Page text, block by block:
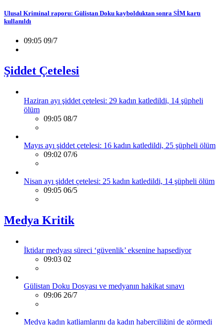
Ulusal Kriminal raporu: Gülistan Doku kaybolduktan sonra SİM kartı
kullanıldı
09:05 09/7
Şiddet Çetelesi
Haziran ayı şiddet çetelesi: 29 kadın katledildi, 14 şüpheli
ölüm
09:05 08/7
Mayıs ayı şiddet çetelesi: 16 kadın katledildi, 25 şüpheli ölüm
09:02 07/6
Nisan ayı şiddet çetelesi: 25 kadın katledildi, 14 şüpheli ölüm
09:05 06/5
Medya Kritik
İktidar medyası süreci ‘güvenlik’ eksenine hapsediyor
09:03 02
Gülistan Doku Dosyası ve medyanın hakikat sınavı
09:06 26/7
Medya kadın katliamlarını da kadın haberciliğini de görmedi